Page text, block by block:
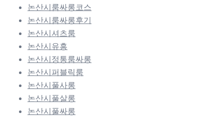
논산시룸싸롱코스
논산시룸싸롱후기
논산시셔츠룸
논산시유흥
논산시정통룸싸롱
논산시퍼블릭룸
논산시풀사롱
논산시풀살롱
논산시풀싸롱